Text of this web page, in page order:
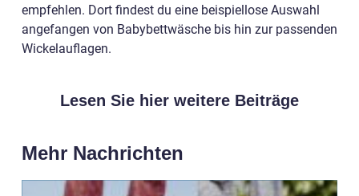
empfehlen. Dort findest du eine beispiellose Auswahl
angefangen von Babybettwäsche bis hin zur passenden
Wickelauflagen.
Lesen Sie hier weitere Beiträge
Mehr Nachrichten